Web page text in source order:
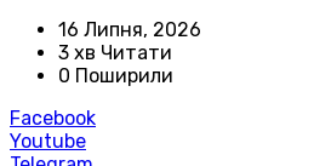
16 Липня, 2026
3 хв Читати
0 Поширили
Facebook
Youtube